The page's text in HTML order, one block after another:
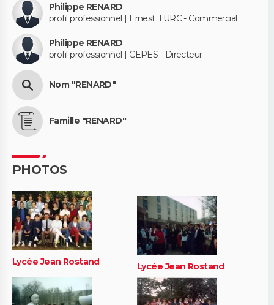
Philippe RENARD
profil professionnel | Ernest TURC - Commercial
Philippe RENARD
profil professionnel | CEPES - Directeur
Nom "RENARD"
Famille "RENARD"
PHOTOS
Lycée Jean Rostand Lycée Jean Rostand